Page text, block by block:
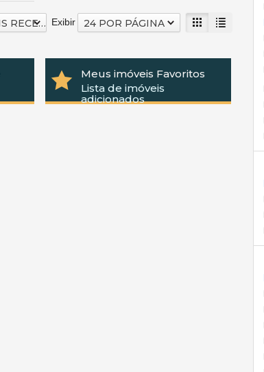
Exibir 24 POR PÁGINA
DATA MAIS RECENTE
Meus imóveis Favoritos
Lista de imóveis
adicionados